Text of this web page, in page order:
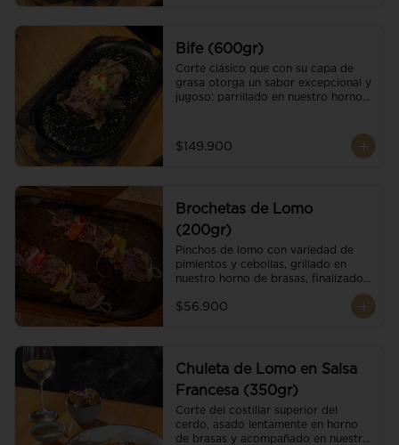
Bife (600gr)
Corte clásico que con su capa de
grasa otorga un sabor excepcional y
jugoso; parrillado en nuestro horno
cristales de sal y mantequilla de ajo
y pimientos. Dos guarniciones a
$149.900
Brochetas de Lomo
(200gr)
Pinchos de lomo con variedad de
pimientos y cebollas, grillado en
nuestro horno de brasas, finalizado
con cristales de sal. Acompañado de
salsa criolla.
$56.900
Chuleta de Lomo en Salsa
Francesa (350gr)
Corte del costillar superior del
cerdo, asado lentamente en horno
de brasas y acompañado en nuestra